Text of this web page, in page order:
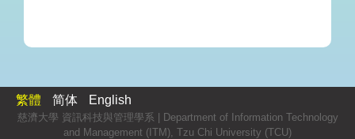
繁體 简体 English
慈濟大學 資訊科技與管理學系 | Department of Information Technology
and Management (ITM), Tzu Chi University (TCU)